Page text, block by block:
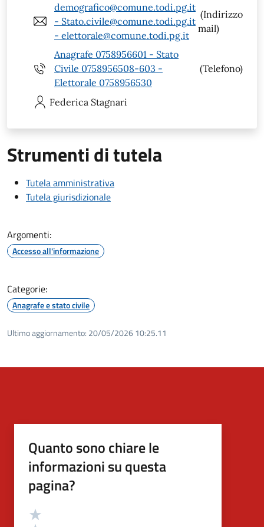
demografico@comune.todi.pg.it
- Stato.civile@comune.todi.pg.it
- elettorale@comune.todi.pg.it
(Indirizzo
mail)
Anagrafe 0758956601 - Stato
Civile 0758956508-603 -
Elettorale 0758956530
(Telefono)
Federica Stagnari
Strumenti di tutela
Tutela amministrativa
Tutela giurisdizionale
Argomenti:
Accesso all'informazione
Categorie:
Anagrafe e stato civile
Ultimo aggiornamento: 20/05/2026 10:25.11
Quanto sono chiare le
informazioni su questa
pagina?
Valutazione